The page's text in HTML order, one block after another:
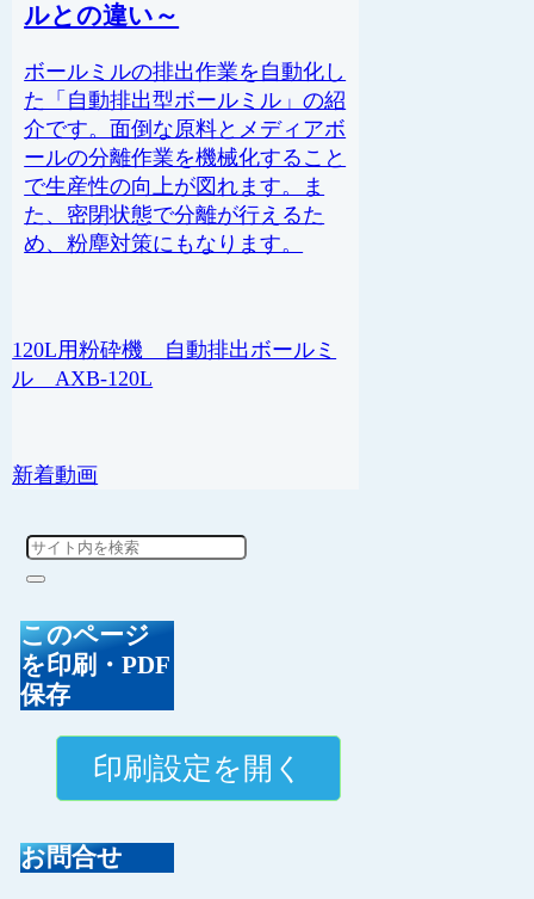
ルとの違い～
ボールミルの排出作業を自動化し
た「自動排出型ボールミル」の紹
介です。面倒な原料とメディアボ
ールの分離作業を機械化すること
で生産性の向上が図れます。ま
た、密閉状態で分離が行えるた
め、粉塵対策にもなります。
120L用粉砕機 自動排出ボールミ
ル AXB-120L
新着動画
このページ
を印刷・PDF
保存
お問合せ